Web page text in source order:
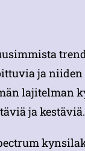
ja
lajitelman
ja kestäviä.